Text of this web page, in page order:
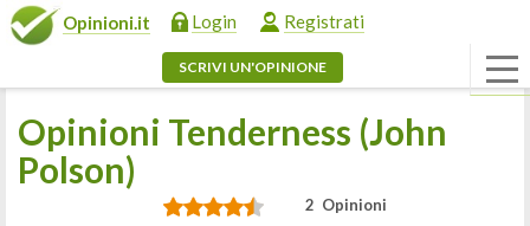
Opinioni.it Login Registrati
SCRIVI UN'OPINIONE
Opinioni Tenderness (John
Polson)
2 Opinioni